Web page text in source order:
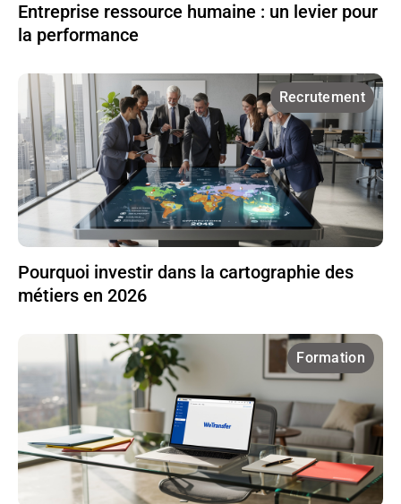
Entreprise ressource humaine : un levier pour
la performance
Recrutement
Pourquoi investir dans la cartographie des
métiers en 2026
Formation